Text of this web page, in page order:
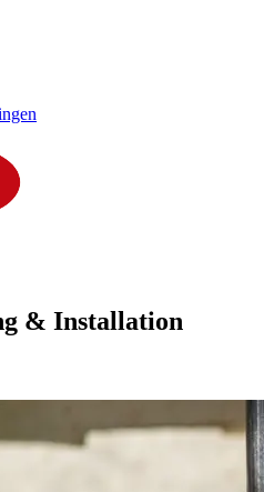
& Installation